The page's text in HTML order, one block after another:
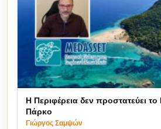
Η Περιφέρεια δεν προστατεύει
Πάρκο
Γιώργος Σαμψών